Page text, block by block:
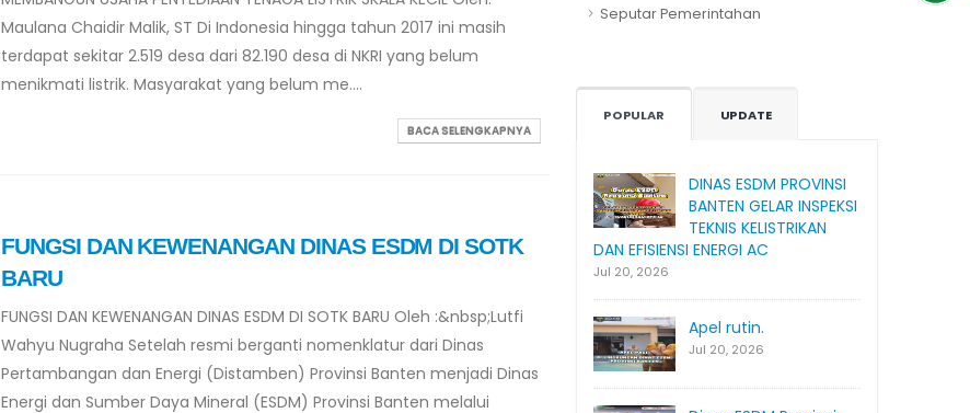
Seputar Pemerintahan
POPULAR UPDATE
DINAS ESDM PROVINSI
BANTEN GELAR INSPEKSI
TEKNIS KELISTRIKAN
DAN EFISIENSI ENERGI AC
Jul 20, 2026
Apel rutin.
Jul 20, 2026
Maulana Chaidir Malik, ST Di Indonesia hingga tahun 2017 ini masih
terdapat sekitar 2.519 desa dari 82.190 desa di NKRI yang belum
menikmati listrik. Masyarakat yang belum me....
BACA SELENGKAPNYA
FUNGSI DAN KEWENANGAN DINAS ESDM DI SOTK
BARU
FUNGSI DAN KEWENANGAN DINAS ESDM DI SOTK BARU Oleh :&nbsp;Lutfi
Wahyu Nugraha Setelah resmi berganti nomenklatur dari Dinas
Pertambangan dan Energi (Distamben) Provinsi Banten menjadi Dinas
Energi dan Sumber Daya Mineral (ESDM) Provinsi Banten melalui